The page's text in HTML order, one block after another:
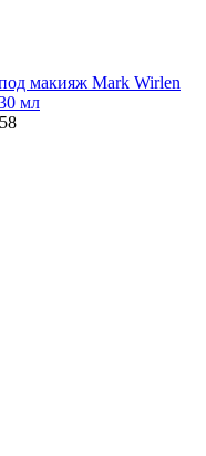
макияж Mark Wirlen
мл